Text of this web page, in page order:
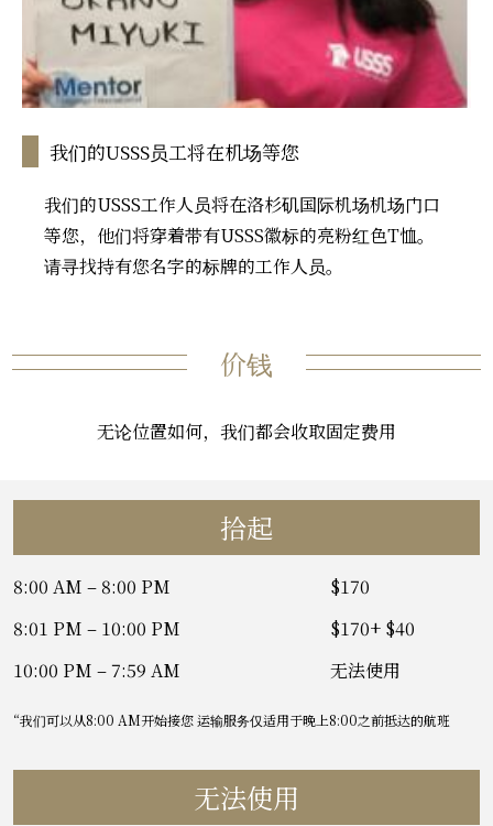
我们的USSS员工将在机场等您
我们的USSS工作人员将在洛杉矶国际机场机场门口
等您，他们将穿着带有USSS徽标的亮粉红色T恤。
请寻找持有您名字的标牌的工作人员。
价钱
无论位置如何，我们都会收取固定费用
拾起
8:00 AM – 8:00 PM
$170
8:01 PM – 10:00 PM
$170+ $40
10:00 PM – 7:59 AM
无法使用
“我们可以从8:00 AM开始接您 运输服务仅适用于晚上8:00之前抵达的航班
无法使用